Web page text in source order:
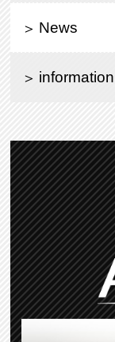
News
information